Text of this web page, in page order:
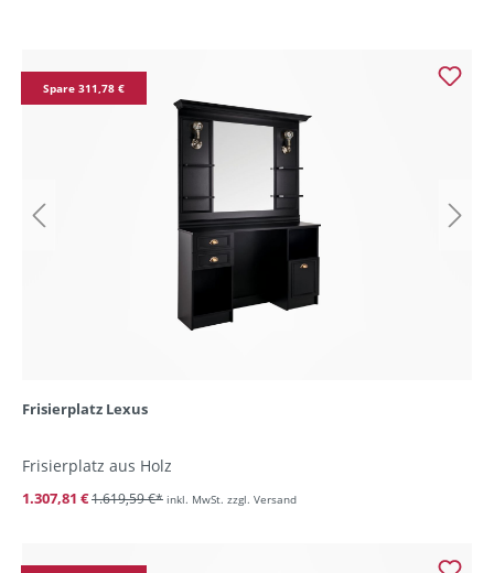
Spare 311,78 €
Frisierplatz Lexus
Frisierplatz aus Holz
1.307,81 €1.619,59 €* inkl. MwSt. zzgl. Versand